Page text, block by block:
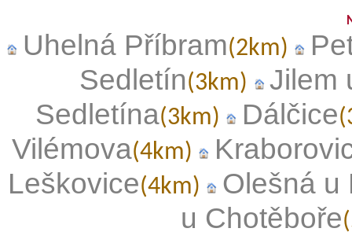
Uhelná Příbram(2km)
Sedletín(3km)
Jilem
Sedletína(3km) Dálčice
Vilémova(4km)
Leškovice(4km)
Olešná u
u Chotěboře